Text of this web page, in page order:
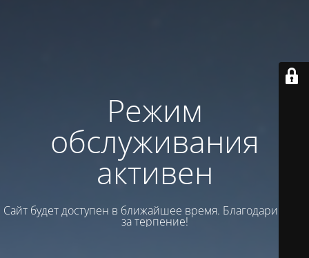
Режим
обслуживания
активен
Сайт будет доступен в ближайшее время. Благодарим вас
за терпение!